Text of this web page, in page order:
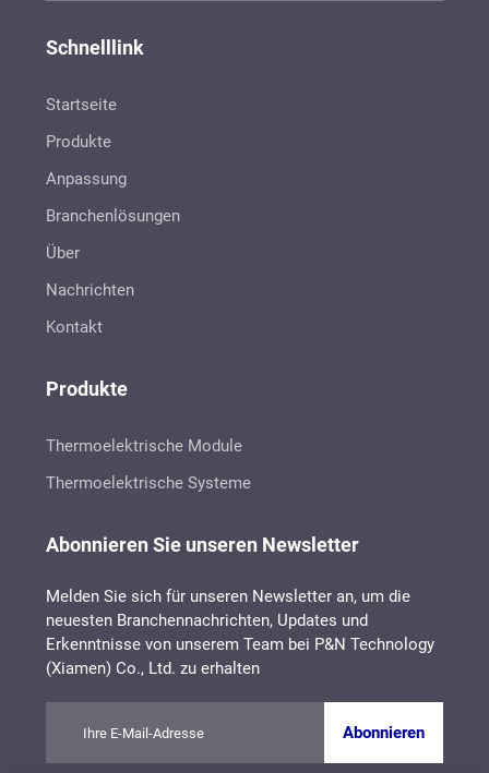
Schnelllink
Startseite
Produkte
Anpassung
Branchenlösungen
Über
Nachrichten
Kontakt
Produkte
Thermoelektrische Module
Thermoelektrische Systeme
Abonnieren Sie unseren Newsletter
Melden Sie sich für unseren Newsletter an, um die
neuesten Branchennachrichten, Updates und
Erkenntnisse von unserem Team bei P&N Technology
(Xiamen) Co., Ltd. zu erhalten
Abonnieren